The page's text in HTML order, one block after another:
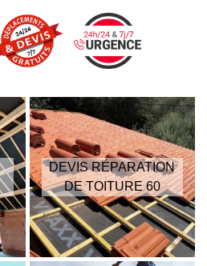
DEVIS RÉPARATION
DE TOITURE 60